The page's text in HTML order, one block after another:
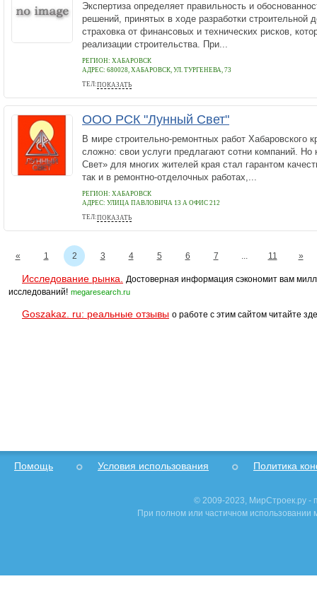
Экспертиза определяет правильность и
решений, принятых в ходе разработки строительной
страховка от финансовых и технических рисков,
реализации строительства. При...
РЕГИОН: ХАБАРОВСК
АДРЕС: 680028, ХАБАРОВСК, УЛ. ТУРГЕНЕВА, 73
ТЕЛ:ПОКАЗАТЬ
+7 (966) 206-10-11
ООО РСК "Лунный Свет"
В мире строительно-ремонтных работ Хабаровского
сложно: свои услуги предлагают сотни компаний.
Свет» для многих жителей края стал гарантом
так и в ремонтно-отделочных работах,...
РЕГИОН: ХАБАРОВСК
АДРЕС: УЛИЦА ПАВЛОВИЧА 13 А ОФИС 212
ТЕЛ:ПОКАЗАТЬ
8 914 777-79-11
« 1 2 3 4 5 6 7 ... 11 »
Исследование рынка.
Достоверная информация сэкономит вам
исследований! megaresearch.ru
Goszakaz. ru: реальные отзывы о работе с этим сайтом читайте
Помощь Условия использования Политика
© 2009-2023, МирСтроек.ру -
При полном или частичном использовании